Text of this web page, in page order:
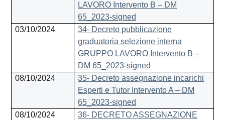
LAVORO Intervento B – DM
65_2023-signed
03/10/2024
34- Decreto pubblicazione
graduatoria selezione interna
GRUPPO LAVORO Intervento B –
DM 65_2023-signed
08/10/2024
35- Decreto assegnazione incarichi
Esperti e Tutor Intervento A – DM
65_2023-signed
08/10/2024
36- DECRETO ASSEGNAZIONE